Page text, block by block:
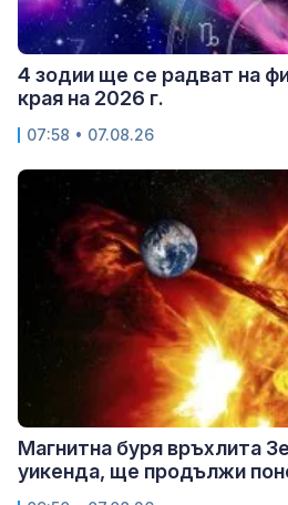
4 зодии ще се радват на
края на 2026 г.
07:58 • 07.08.26
Магнитна буря връхлита
уикенда, ще продължи